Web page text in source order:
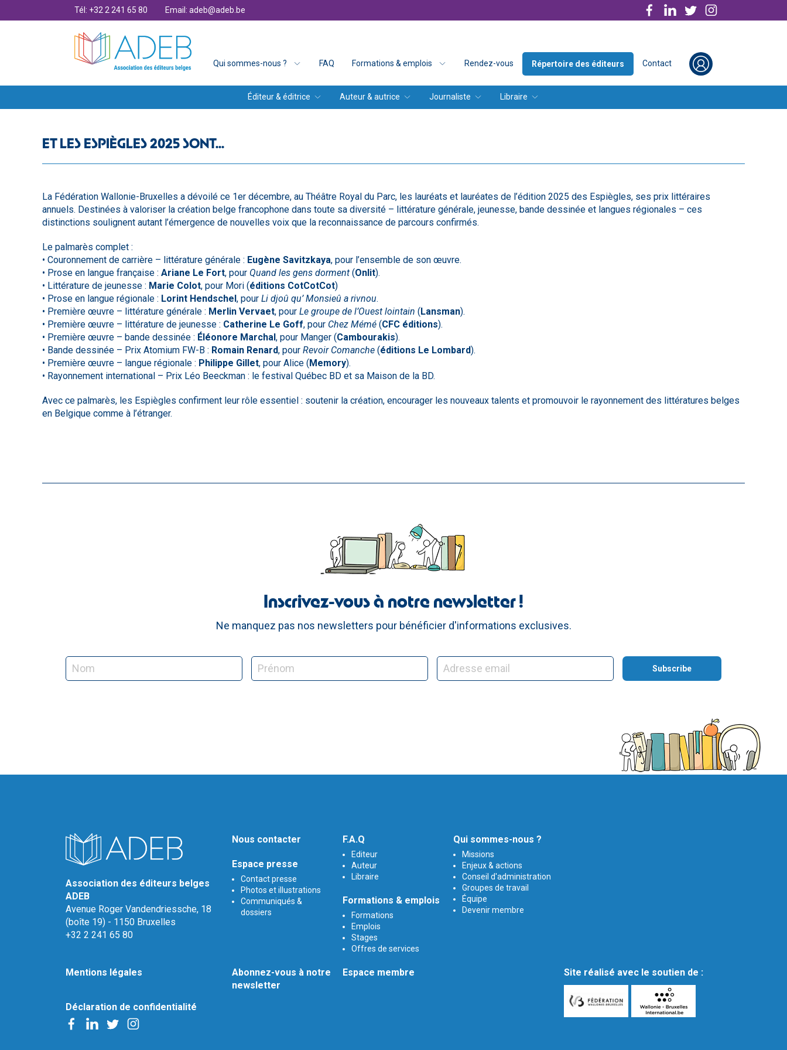
Tél: +32 2 241 65 80 Email: adeb@adeb.be
Qui sommes-nous ? FAQ Formations & emplois Rendez-vous Répertoire des éditeurs Contact
Éditeur & éditrice Auteur & autrice Journaliste Libraire
ET LES ESPIÈGLES 2025 SONT...
La Fédération Wallonie-Bruxelles a dévoilé ce 1er décembre, au Théâtre Royal du Parc, les lauréats et lauréates de l’édition 2025 des Espiègles, ses prix littéraires
annuels. Destinées à valoriser la création belge francophone dans toute sa diversité – littérature générale, jeunesse, bande dessinée et langues régionales – ces
distinctions soulignent autant l’émergence de nouvelles voix que la reconnaissance de parcours confirmés.
Le palmarès complet :
• Couronnement de carrière – littérature générale : Eugène Savitzkaya, pour l’ensemble de son œuvre.
• Prose en langue française : Ariane Le Fort, pour Quand les gens dorment (Onlit).
• Littérature de jeunesse : Marie Colot, pour Mori (éditions CotCotCot)
• Prose en langue régionale : Lorint Hendschel, pour Li djoû qu’ Monsieû a rivnou.
• Première œuvre – littérature générale : Merlin Vervaet, pour Le groupe de l’Ouest lointain (Lansman).
• Première œuvre – littérature de jeunesse : Catherine Le Goff, pour Chez Mémé (CFC éditions).
• Première œuvre – bande dessinée : Éléonore Marchal, pour Manger (Cambourakis).
• Bande dessinée – Prix Atomium FW-B : Romain Renard, pour Revoir Comanche (éditions Le Lombard).
• Première œuvre – langue régionale : Philippe Gillet, pour Alice (Memory).
• Rayonnement international – Prix Léo Beeckman : le festival Québec BD et sa Maison de la BD.
Avec ce palmarès, les Espiègles confirment leur rôle essentiel : soutenir la création, encourager les nouveaux talents et promouvoir le rayonnement des littératures belges
en Belgique comme à l’étranger.
Inscrivez-vous à notre newsletter !
Ne manquez pas nos newsletters pour bénéficier d'informations exclusives.
Association des éditeurs belges
ADEB
Avenue Roger Vandendriessche, 18
(boîte 19) - 1150 Bruxelles
+32 2 241 65 80
Nous contacter
Espace presse
Contact presse
Photos et illustrations
Communiqués &
dossiers
F.A.Q
Editeur
Auteur
Libraire
Formations & emplois
Formations
Emplois
Stages
Offres de services
Qui sommes-nous ?
Missions
Enjeux & actions
Conseil d'administration
Groupes de travail
Équipe
Devenir membre
Mentions légales
Abonnez-vous à notre
newsletter
Espace membre
Déclaration de confidentialité
Site réalisé avec le soutien de :